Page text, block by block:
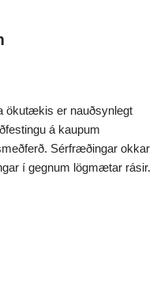
ökutækis er nauðsynlegt
á kaupum
Sérfræðingar okkar
í gegnum lögmætar rásir.